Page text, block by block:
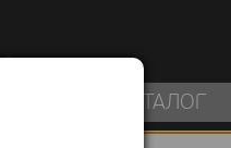
КАТАЛОГ